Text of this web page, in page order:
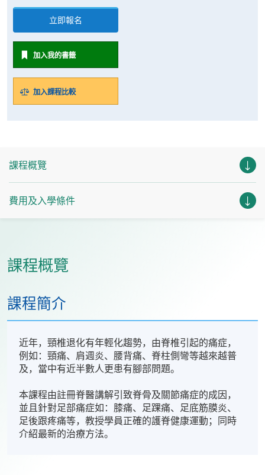
立即報名
加入我的書籤
加入課程比較
課程概覽
費用及入學條件
課程概覽
課程簡介
近年，頸椎退化有年輕化趨勢，由脊椎引起的痛症，
例如：頸痛、肩週炎、腰背痛、脊柱側彎等越來越普
及，當中有近半數人更患有腳部問題。
本課程由註冊脊醫講解引致脊骨及關節痛症的成因，
並且針對足部痛症如：膝痛、足踝痛、足底筋膜炎、
足後跟疼痛等，教授學員正確的護脊健康運動；同時
介紹最新的治療方法。